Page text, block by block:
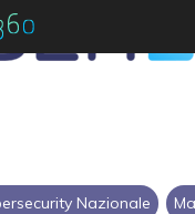
Nazionale